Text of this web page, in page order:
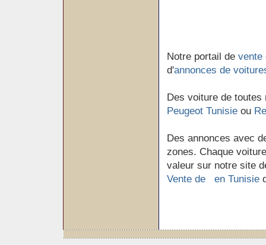
Notre portail de vente
d'annonces de
Des voiture de
Peugeot Tunisieou
Des annonces avec
zones. Chaque
valeur sur notre site
Vente de en Tunisie